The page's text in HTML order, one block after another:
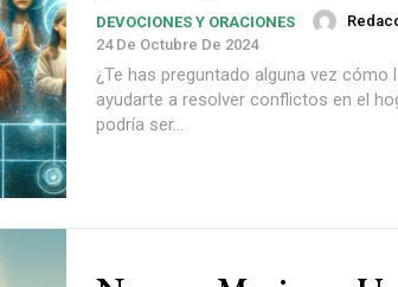
DEVOCIONES Y ORACIONES
24 De Octubre De 2024
¿Te has preguntado alguna vez cómo
ayudarte a resolver conflictos en el
podría ser...